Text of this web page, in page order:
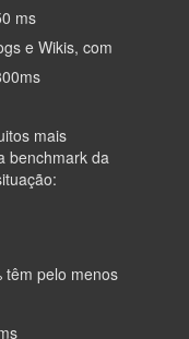
ms
e Wikis, com
mais
benchmark da
têm pelo menos